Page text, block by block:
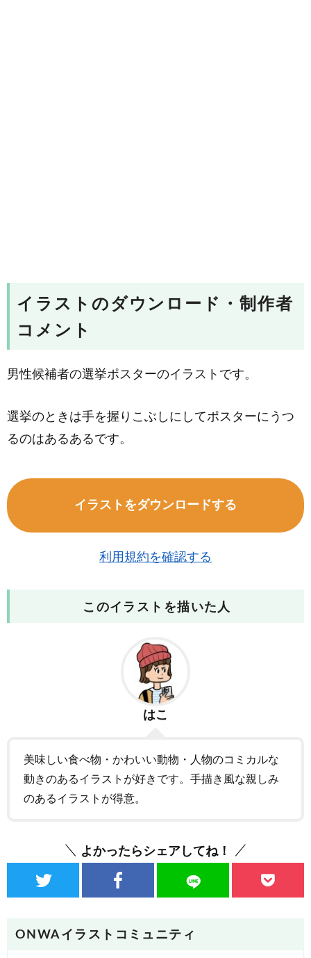
イラストのダウンロード・制作者
コメント
男性候補者の選挙ポスターのイラストです。
選挙のときは手を握りこぶしにしてポスターにうつ
るのはあるあるです。
イラストをダウンロードする
利用規約を確認する
このイラストを描いた人
はこ
美味しい食べ物・かわいい動物・人物のコミカルな
動きのあるイラストが好きです。手描き風な親しみ
のあるイラストが得意。
よかったらシェアしてね！
ONWAイラストコミュニティ